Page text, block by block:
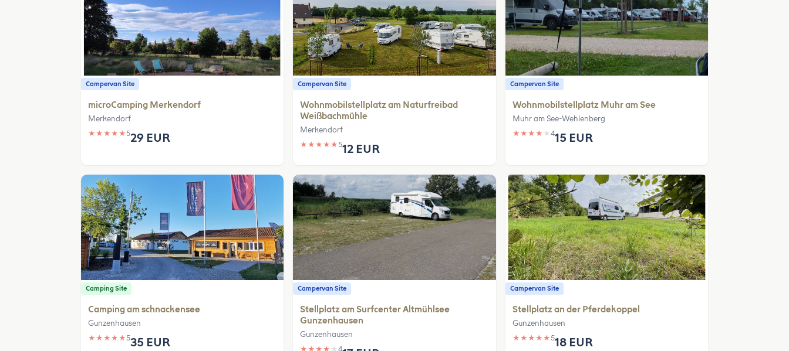
Campervan Site
microCamping Merkendorf
Merkendorf
★ ★ ★ ★ ★529 EUR
Campervan Site
Wohnmobilstellplatz am Naturfreibad
Weißbachmühle
Merkendorf
★ ★ ★ ★ ★512 EUR
Campervan Site
Wohnmobilstellplatz Muhr am See
Muhr am See-Wehlenberg
★ ★ ★ ★ ★ 415 EUR
Camping Site
Camping am schnackensee
Gunzenhausen
★ ★ ★ ★ ★535 EUR
Campervan Site
Stellplatz am Surfcenter Altmühlsee
Gunzenhausen
Gunzenhausen
★ ★ ★ ★ ★4
Campervan Site
Stellplatz an der Pferdekoppel
Gunzenhausen
★ ★ ★ ★ ★518 EUR